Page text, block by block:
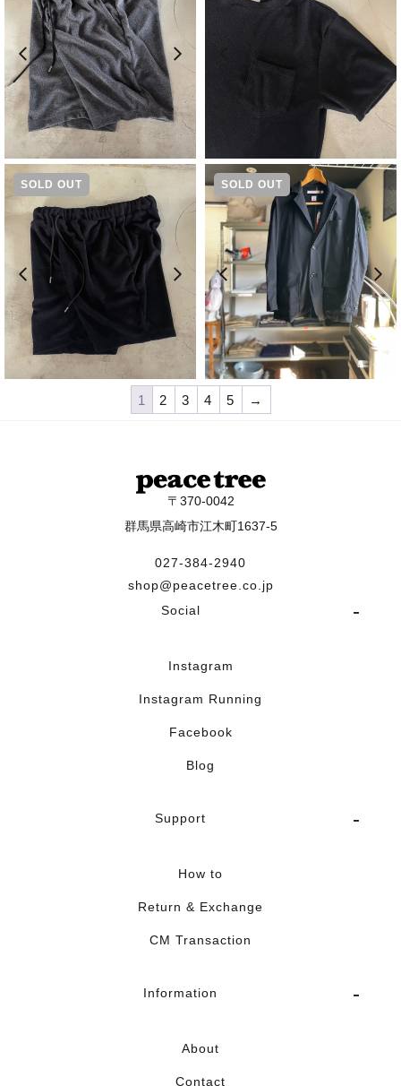
¥9,900
SOLD OUT
9,900
SOLD OUT
¥27,500
1 2 3 4 5 →
〒370-0042
群馬県高崎市江木町1637-5
027-384-2940
shop@peacetree.co.jp
Social
Instagram
Instagram Running
Facebook
Blog
Support
How to
Return & Exchange
CM Transaction
Information
About
Contact